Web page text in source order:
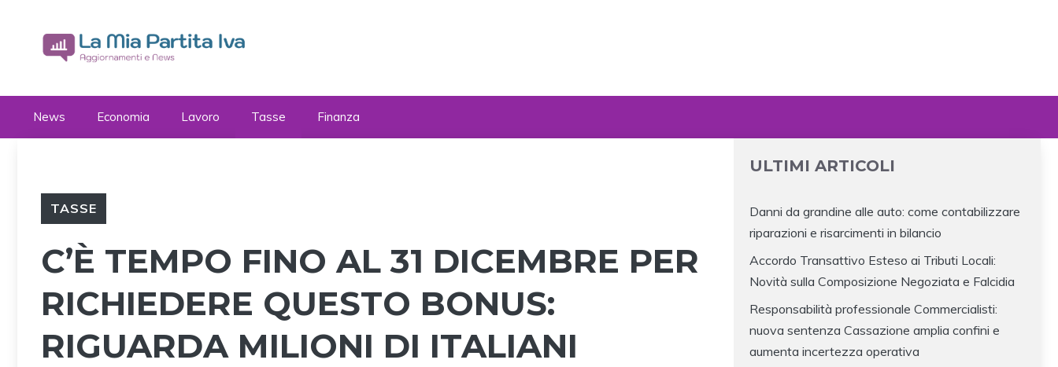
contenuto
News Economia Lavoro Tasse Finanza
TASSE
C’È TEMPO FINO AL 31 DICEMBRE PER
RICHIEDERE QUESTO BONUS:
RIGUARDA MILIONI DI ITALIANI
ULTIMI ARTICOLI
Danni da grandine alle auto: come contabilizzare
riparazioni e risarcimenti in bilancio
Accordo Transattivo Esteso ai Tributi Locali:
Novità sulla Composizione Negoziata e Falcidia
Responsabilità professionale Commercialisti:
nuova sentenza Cassazione amplia confini e
aumenta incertezza operativa